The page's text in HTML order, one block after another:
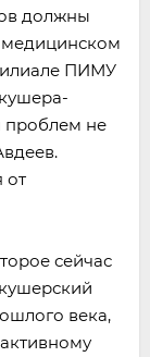
должны
медицинском
ПИМУ
проблем не
от
сейчас
века,